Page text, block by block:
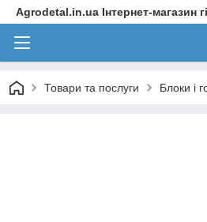
Agrodetal.in.ua Інтернет-магазин
Товари та послуги Блоки і